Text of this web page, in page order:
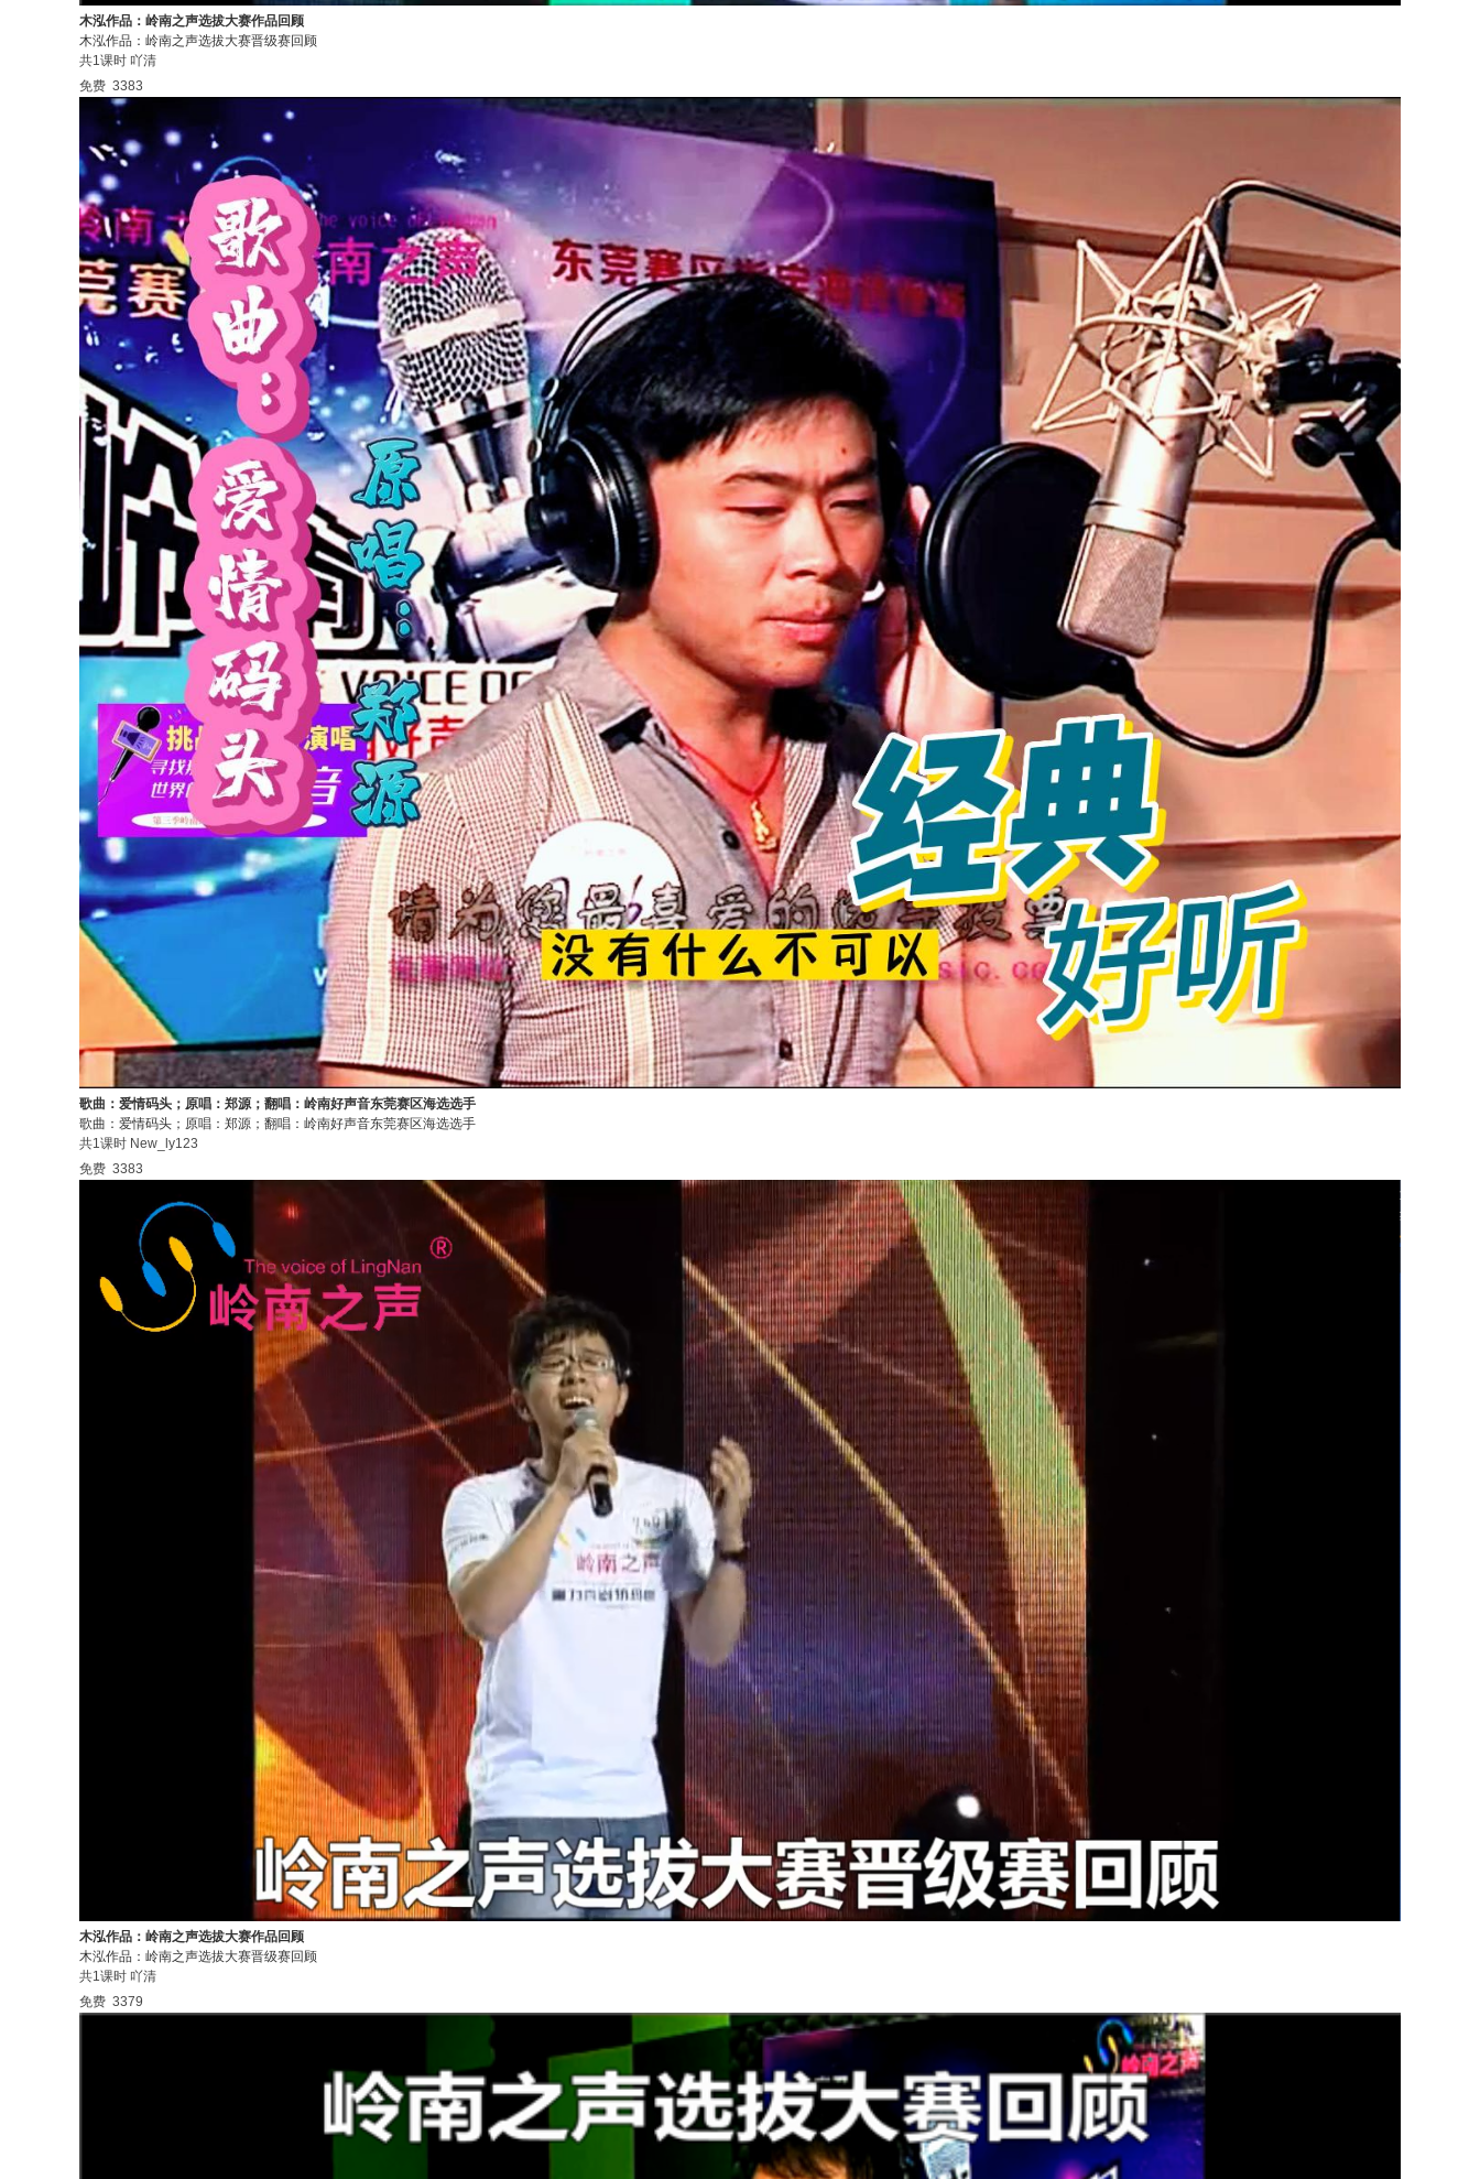
木泓作品：岭南之声选拔大赛作品回顾
木泓作品：岭南之声选拔大赛晋级赛回顾
共1课时 吖清
免费 3383
歌曲：爱情码头；原唱：郑源；翻唱：岭南好声音东莞赛区海选选手
歌曲：爱情码头；原唱：郑源；翻唱：岭南好声音东莞赛区海选选手
共1课时 New_ly123
免费 3383
木泓作品：岭南之声选拔大赛作品回顾
木泓作品：岭南之声选拔大赛晋级赛回顾
共1课时 吖清
免费 3379